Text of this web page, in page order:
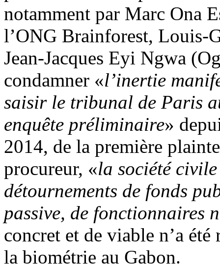
notamment par Marc Ona
l’ONG Brainforest, Louis-
Jean-Jacques Eyi Ngwa
condamner «l’inertie
saisir le tribunal de Paris
enquête préliminaire»
2014, de la première
procureur, «la société
détournements de fonds
passive, de fonctionnaires
concret et de viable n’a
la biométrie au Gabon.